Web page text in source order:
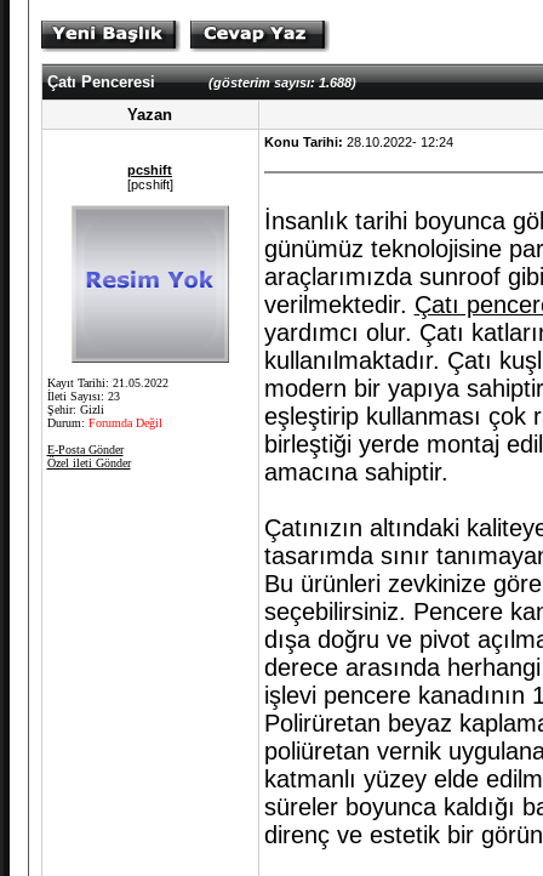
Çatı Penceresi(gösterim sayısı: 1.688)
Yazan
pcshift
[pcshift]
Kayıt Tarihi: 21.05.2022
İleti Sayısı: 23
Şehir: Gizli
Durum: Forumda Değil
E-Posta Gönder
Özel ileti Gönder
Konu Tarihi: 28.10.2022- 12:24
İnsanlık tarihi boyunca
günümüz teknolojisine
araçlarımızda sunroof
verilmektedir. Çatı
yardımcı olur. Çatı
kullanılmaktadır. Çatı
modern bir yapıya
eşleştirip kullanması çok
birleştiği yerde montaj
amacına sahiptir.
Çatınızın altındaki
tasarımda sınır
Bu ürünleri zevkinize
seçebilirsiniz. Pencere
dışa doğru ve pivot
derece arasında
işlevi pencere
Polirüretan beyaz
poliüretan vernik
katmanlı yüzey elde
süreler boyunca kaldığı
direnç ve estetik bir